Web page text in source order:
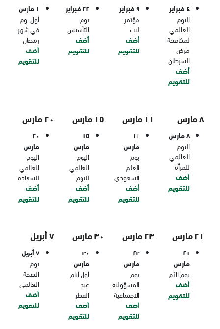
٤ فبراير
اليوم
العالمي
لمكافحة
مرض
السرطان
أضف
للتقويم
٩ فبراير
مؤتمر
ليب
أضف
للتقويم
٢٢ فبراير
يوم
التأسيس
أضف
للتقويم
١ مارس
أول يوم
في شهر
رمضان
أضف
للتقويم
٨ مارس
٨ مارس
اليوم
العالمي
للمرأة
أضف
للتقويم
١١ مارس
١١
مارس
يوم
العلم
السعودي
أضف
للتقويم
١٥ مارس
١٥
مارس
اليوم
العالمي
للنوم
أضف
للتقويم
٢٠ مارس
٢٠
مارس
اليوم
العالمي
للسعادة
أضف
للتقويم
٢١ مارس
٢١
مارس
يوم الأم
أضف
للتقويم
٢٣ مارس
٢٣
مارس
يوم
المسؤولية
الاجتماعية
أضف
للتقويم
٣٠ مارس
٣٠
مارس
أول أيام
عيد
الفطر
أضف
للتقويم
٧ أبريل
٧ أبريل
يوم
الصحة
العالمي
أضف
للتقويم